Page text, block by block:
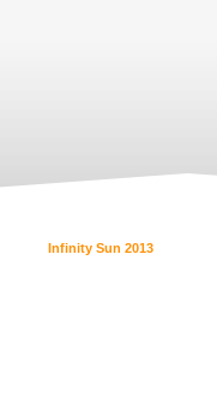
Infinity Sun 2013